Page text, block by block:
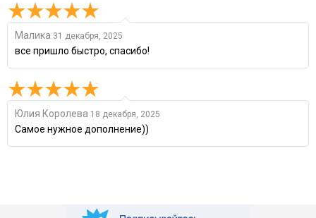
Малика 31 декабря, 2025
все пришло быстро, спасибо!
Юлия Королева 18 декабря, 2025
Самое нужное дополнение))